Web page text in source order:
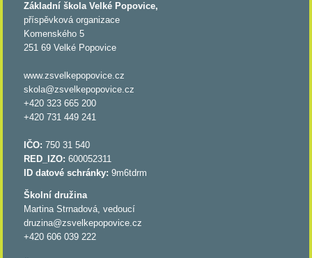
Základní škola Velké Popovice,
příspěvková organizace
Komenského 5
251 69 Velké Popovice
www.zsvelkepopovice.cz
skola@zsvelkepopovice.cz
+420 323 665 200
+420 731 449 241
IČO:750 31 540
RED_IZO: 600052311
ID datové schránky:9m6tdrm
Školní družina
Martina Strnadová, vedoucí
druzina@zsvelkepopovice.cz
+420 606 039 222